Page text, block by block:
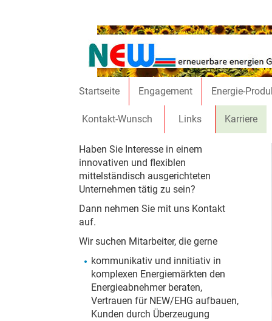
Startseite Engagement Energie-
Kontakt-Wunsch Links Karriere
Haben Sie Interesse in einem
innovativen und flexiblen
mittelständisch ausgerichteten
Unternehmen tätig zu sein?
Dann nehmen Sie mit uns Kontakt
auf.
Wir suchen Mitarbeiter, die gerne
kommunikativ und innitiativ in
komplexen Energiemärkten den
Energieabnehmer beraten,
Vertrauen für NEW/EHG aufbauen,
Kunden durch Überzeugung